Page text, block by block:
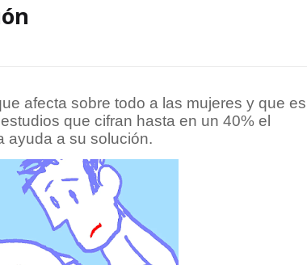
afecta sobre todo a las mujeres y que es
que cifran hasta en un 40% el
ayuda a su solución.